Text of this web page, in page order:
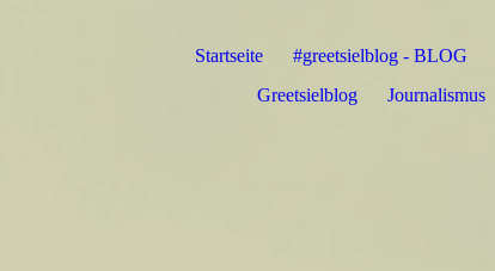
Startseite #greetsielblog - BLOG
Greetsielblog
Journalismus